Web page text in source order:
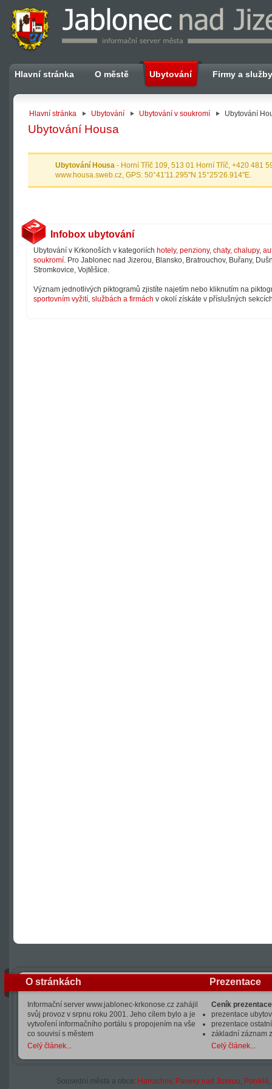
Hlavní stránka O městě Ubytování Firmy a služby
Hlavní stránka Ubytování Ubytování v soukromí Ubytování
Ubytování Housa
Ubytování Housa - Horní Tříč 109, 513 01 Horní Tříč, +420 481
www.housa.sweb.cz, GPS: 50°41'11.295"N 15°25'26.914"E.
Infobox ubytování
Ubytování v Krkonoších v kategoriích hotely, penziony, chaty, chalupy,
soukromí. Pro Jablonec nad Jizerou, Blansko, Bratrouchov, Buřany,
Stromkovice, Vojtěšice.
Význam jednotlivých piktogramů zjistíte najetím nebo kliknutím na
sportovním vyžití, službách a firmách v okolí získáte v příslušných
O stránkách
Informační server www.jablonec-krkonose.cz zahájil
svůj provoz v srpnu roku 2001. Jeho cílem bylo a je
vytvoření informačního portálu s propojením na vše
co souvisí s městem
Celý článek...
Prezentace
Ceník
prezentace
prezentace
základní záznam
Celý článek...
Sousední města a obce: Harrachov, Paseky nad Jizerou, Poniklá,